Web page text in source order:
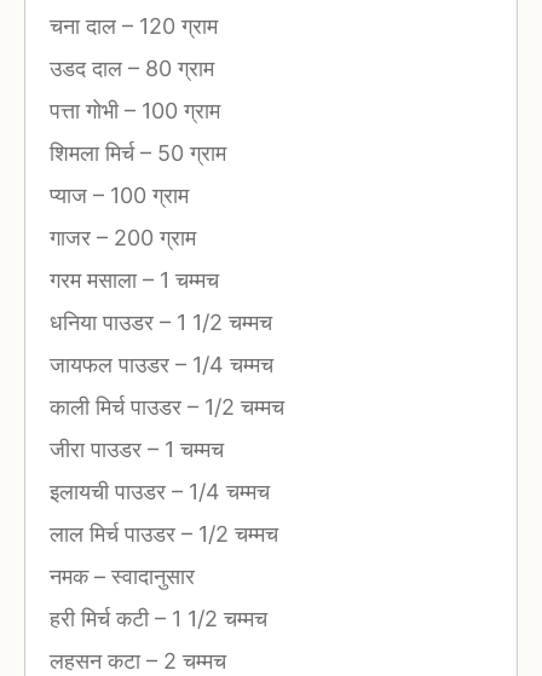
चना दाल – 120 ग्राम
उडद दाल – 80 ग्राम
पत्ता गोभी– 100 ग्राम
शिमला मिर्च– 50 ग्राम
प्याज – 100 ग्राम
गाजर – 200 ग्राम
गरम मसाला– 1 चम्मच
धनिया पाउडर – 1 1/2 चम्मच
जायफल पाउडर – 1/4 चम्मच
काली मिर्च पाउडर – 1/2 चम्मच
जीरा पाउडर – 1 चम्मच
इलायची पाउडर – 1/4 चम्मच
लाल मिर्च पाउडर – 1/2 चम्मच
नमक–स्वादानुसार
हरी मिर्च कटी– 1 1/2 चम्मच
लहसन कटा– 2 चम्मच